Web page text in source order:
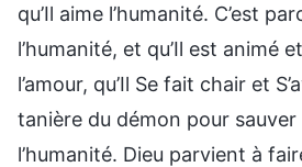
qu’Il aime l’humanité. C’est
l’humanité, et qu’Il est animé
l’amour, qu’Il Se fait chair et
tanière du démon pour
l’humanité. Dieu parvient à